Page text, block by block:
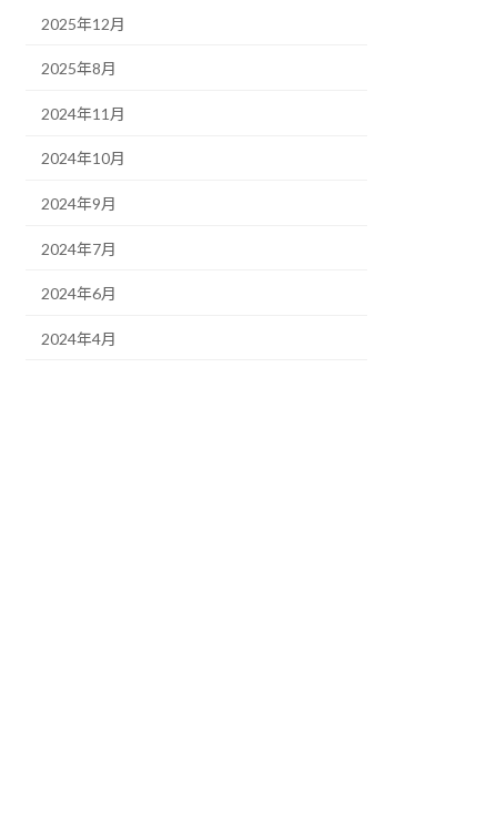
2025年12月
2025年8月
2024年11月
2024年10月
2024年9月
2024年7月
2024年6月
2024年4月